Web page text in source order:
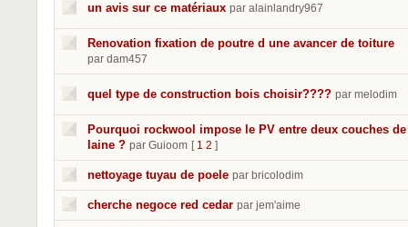
un avis sur ce matériaux par alainlandry967
Renovation fixation de poutre d une avancer de toiture
par dam457
quel type de construction bois choisir???? par melodim
Pourquoi rockwool impose le PV entre deux couches de
laine ? par Guioom [ 1 2 ]
nettoyage tuyau de poele par bricolodim
cherche negoce red cedar par jem'aime